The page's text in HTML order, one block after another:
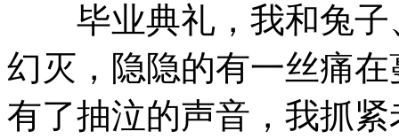
毕业典礼，我和兔子
幻灭，隐隐的有一丝痛
有了抽泣的声音，我抓